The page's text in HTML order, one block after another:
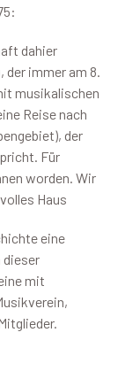
dahier
immer am 8.
musikalischen
Reise nach
der
Für
worden. Wir
Haus
eine
dieser
mit